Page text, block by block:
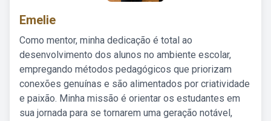
Emelie
Como mentor, minha dedicação é total ao
desenvolvimento dos alunos no ambiente escolar,
empregando métodos pedagógicos que priorizam
conexões genuínas e são alimentados por criatividade
e paixão. Minha missão é orientar os estudantes em
sua jornada para se tornarem uma geração notável,